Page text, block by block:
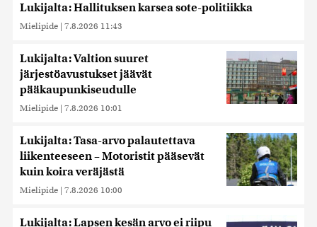
Lukijalta: Hallituksen karsea sote-politiikka
Mielipide | 7.8.2026 11:43
Lukijalta: Valtion suuret
järjestöavustukset jäävät
pääkaupunkiseudulle
Mielipide | 7.8.2026 10:01
Lukijalta: Tasa-arvo palautettava
liikenteeseen – Motoristit pääsevät
kuin koira veräjästä
Mielipide | 7.8.2026 10:00
Lukijalta: Lapsen kesän arvo ei riipu